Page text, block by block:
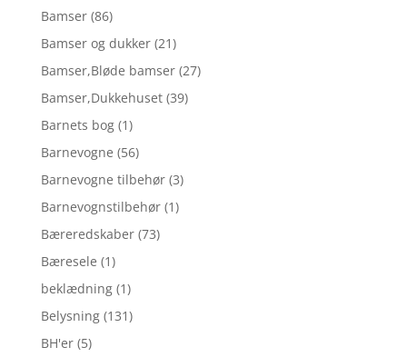
Bamser (86)
Bamser og dukker (21)
Bamser,Bløde bamser (27)
Bamser,Dukkehuset (39)
Barnets bog (1)
Barnevogne (56)
Barnevogne tilbehør (3)
Barnevognstilbehør (1)
Bæreredskaber (73)
Bæresele (1)
beklædning (1)
Belysning (131)
BH'er (5)